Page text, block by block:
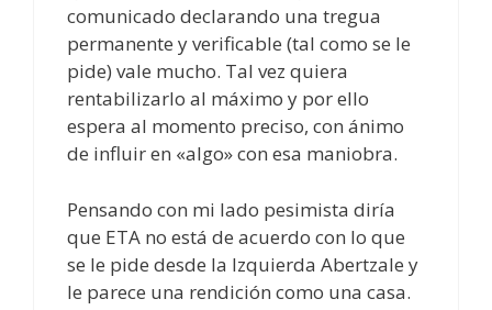
comunicado declarando una tregua
permanente y verificable (tal como se le
pide) vale mucho. Tal vez quiera
rentabilizarlo al máximo y por ello
espera al momento preciso, con ánimo
de influir en «algo» con esa maniobra.
Pensando con mi lado pesimista diría
que ETA no está de acuerdo con lo que
se le pide desde la Izquierda Abertzale y
le parece una rendición como una casa.